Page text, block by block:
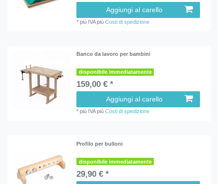
Aggiungi al carello
*più IVApiùCosti di spedizione
Banco da lavoro per bambini
disponibile immediatamente
159,00 € *
Aggiungi al carello
*più IVApiùCosti di spedizione
Profilo per bulloni
disponibile immediatamente
29,90 € *